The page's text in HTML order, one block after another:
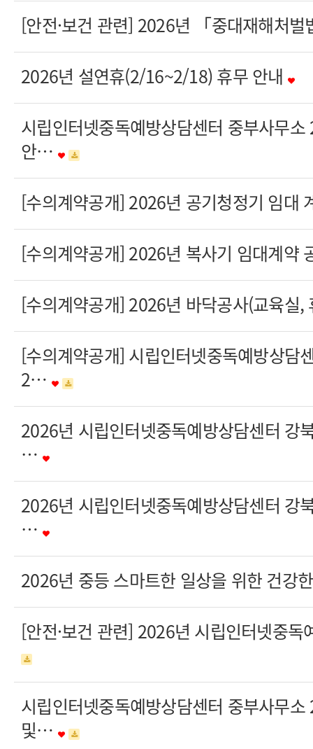
[안전·보건 관련] 2026년 「중대재해처
2026년 설연휴(2/16~2/18) 휴무 안내
시립인터넷중독예방상담센터 중부사무
안…
[수의계약공개] 2026년 공기청정기 임대
[수의계약공개] 2026년 복사기 임대계약
[수의계약공개] 2026년 바닥공사(교육
[수의계약공개] 시립인터넷중독예방상담
2…
2026년 시립인터넷중독예방상담센터 강
…
2026년 시립인터넷중독예방상담센터 강
…
2026년 중등 스마트한 일상을 위한 건
[안전·보건 관련] 2026년 시립인터넷중
시립인터넷중독예방상담센터 중부사무
및…